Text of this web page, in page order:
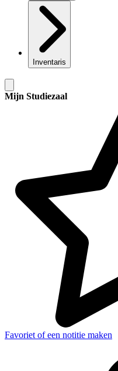
Inventaris
Mijn Studiezaal
Favoriet of een notitie maken